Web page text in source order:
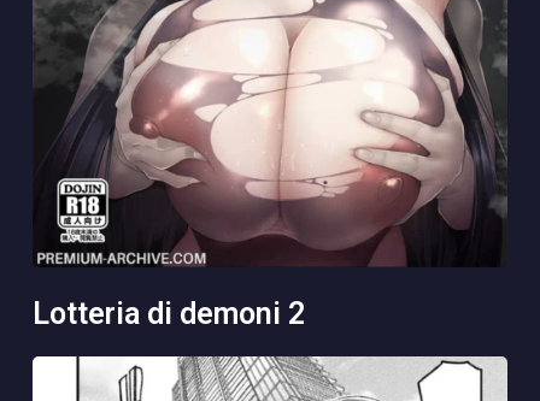
lotteria di demoni 2